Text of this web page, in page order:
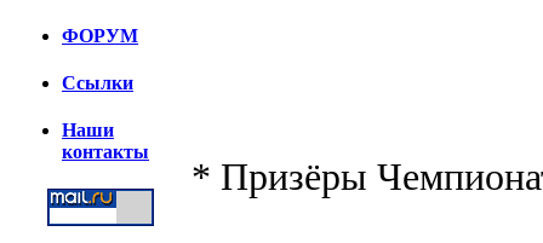
ФОРУМ
Ссылки
Наши
контакты
* Призёры